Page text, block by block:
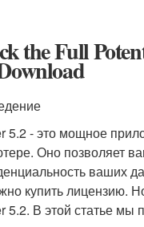
the Full
5.2 - это мощное
Оно позволяет
ваших
купить лицензию.
5.2. В этой статье мы